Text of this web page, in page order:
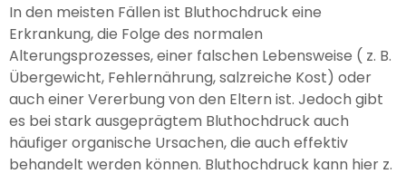
In den meisten Fällen ist Bluthochdruck eine
Erkrankung, die Folge des normalen
Alterungsprozesses, einer falschen Lebensweise ( z. B.
Übergewicht, Fehlernährung, salzreiche Kost) oder
auch einer Vererbung von den Eltern ist. Jedoch gibt
es bei stark ausgeprägtem Bluthochdruck auch
häufiger organische Ursachen, die auch effektiv
behandelt werden können. Bluthochdruck kann hier z.